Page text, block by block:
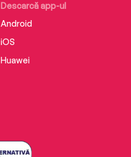
Descarcă app-ul
Android
iOS
Huawei